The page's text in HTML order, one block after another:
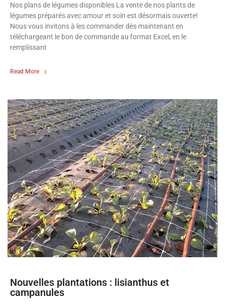
Nos plans de légumes disponibles La vente de nos plants de
légumes préparés avec amour et soin est désormais ouverte!
Nous vous invitons à les commander dès maintenant en
téléchargeant le bon de commande au format Excel, en le
remplissant
Read More
Nouvelles plantations : lisianthus et
campanules